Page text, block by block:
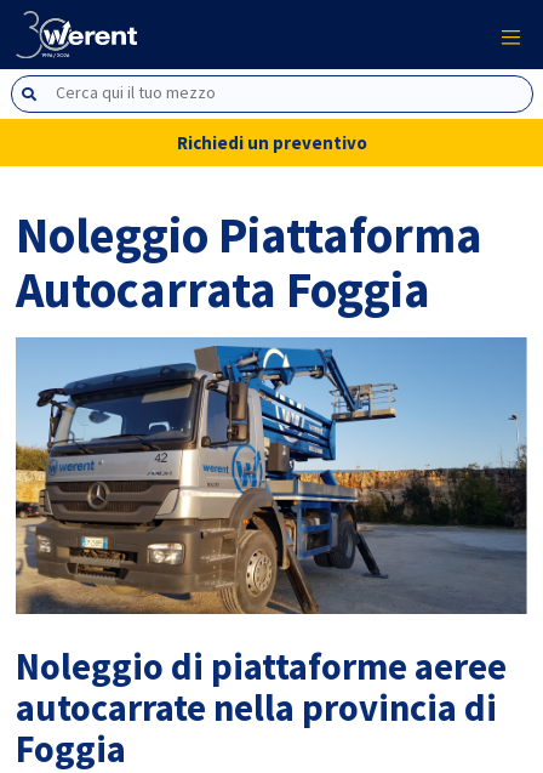
Richiedi un preventivo
Noleggio Piattaforma
Autocarrata Foggia
Noleggio di piattaforme aeree
autocarrate nella provincia di
Foggia